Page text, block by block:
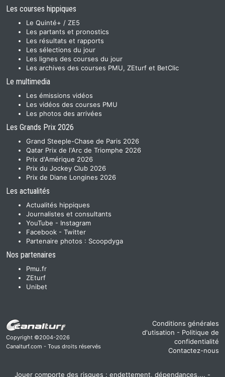
Les courses hippiques
Le Quinté+ / ZE5
Les partants et pronostics
Les résultats et rapports
Les sélections du jour
Les lignes des courses du jour
Les archives des courses PMU, ZEturf et BetClic
Le multimedia
Les émissions vidéos
Les vidéos des courses PMU
Les photos des arrivées
Les Grands Prix 2026
Grand Steeple-Chase de Paris 2026
Qatar Prix de l'Arc de Triomphe 2026
Prix d'Amérique 2026
Prix du Jockey Club 2026
Prix de Diane Longines 2026
Les actualités
Actualités hippiques
Journalistes et consultants
YouTube - Instagram
Facebook - Twitter
Partenaire photos : Scoopdyga
Nos partenaires
Pmu.fr
ZEturf
Unibet
Copyright ©2004-2026
Canalturf.com - Tous droits réservés
Conditions générales
d'utisation - Politique de
confidentialité
Contactez-nous
Jouer comporte des risques : endettement, dépendances,... -